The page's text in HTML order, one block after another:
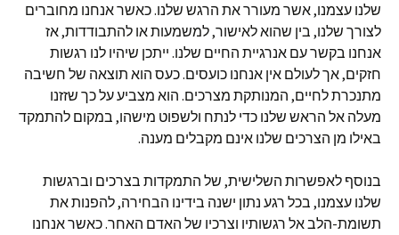
שלנו עצמנו, אשר מעורר את הרגש שלנו. כאשר אנחנו מחוברים
לצורך שלנו, בין שהוא לאישור, למשמעות או להתבודדות, אז
אנחנו בקשר עם אנרגיית החיים שלנו. ייתכן שיהיו לנו רגשות
חזקים, אך לעולם אין אנחנו כועסים. כעס הוא תוצאה של חשיבה
מתנכרת לחיים, המנותקת מצרכים. הוא מצביע על כך שזזנו
מעלה אל הראש שלנו כדי לנתח ולשפוט מישהו, במקום להתמקד
באילו מן הצרכים שלנו אינם מקבלים מענה.
בנוסף לאפשרות השלישית, של התמקדות בצרכים וברגשות
שלנו עצמנו, בכל רגע נתון ישנה בידינו הבחירה, להפנות את
תשומת-הלב אל רגשותיו וצרכיו של האדם האחר. כאשר אנחנו